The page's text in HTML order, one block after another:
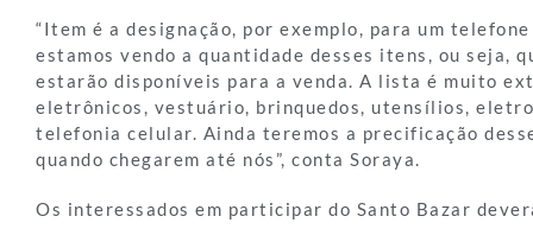
“Item é a designação, por exemplo, para um
estamos vendo a quantidade desses itens, ou seja,
estarão disponíveis para a venda. A lista é muito
eletrônicos, vestuário, brinquedos, utensílios,
telefonia celular. Ainda teremos a precificação
quando chegarem até nós”, conta Soraya.
Os interessados em participar do Santo Bazar